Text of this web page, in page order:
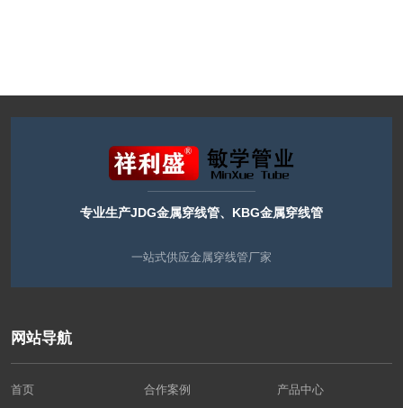
专业生产JDG金属穿线管、KBG金属穿线管
一站式供应金属穿线管厂家
网站导航
首页 合作案例 产品中心